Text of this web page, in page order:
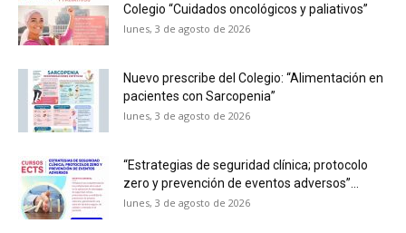
Colegio “Cuidados oncológicos y paliativos”
lunes, 3 de agosto de 2026
Nuevo prescribe del Colegio: “Alimentación en
pacientes con Sarcopenia”
lunes, 3 de agosto de 2026
“Estrategias de seguridad clínica; protocolo
zero y prevención de eventos adversos”...
lunes, 3 de agosto de 2026